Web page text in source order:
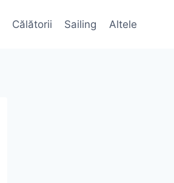
Călătorii Sailing Altele